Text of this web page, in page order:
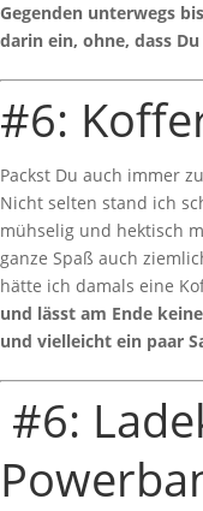
Gegenden unterwegs
darin ein, ohne, dass
#6:
Packst Du auch immer
Nicht selten stand ich
mühselig und hektisch
ganze Spaß auch
hätte ich damals eine
und lässt am Ende
und vielleicht ein paar
#6: